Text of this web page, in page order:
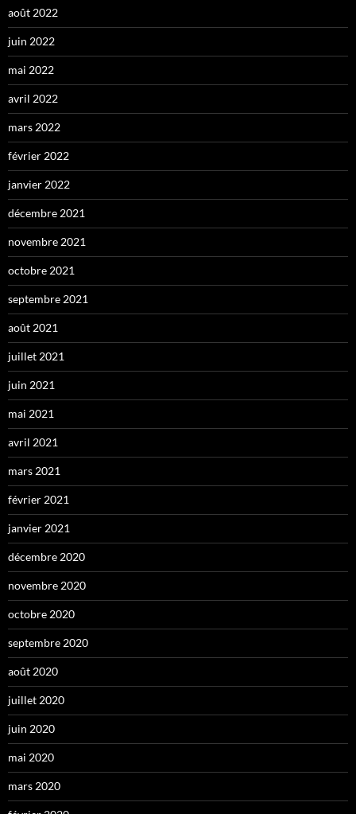
août 2022
juin 2022
mai 2022
avril 2022
mars 2022
février 2022
janvier 2022
décembre 2021
novembre 2021
octobre 2021
septembre 2021
août 2021
juillet 2021
juin 2021
mai 2021
avril 2021
mars 2021
février 2021
janvier 2021
décembre 2020
novembre 2020
octobre 2020
septembre 2020
août 2020
juillet 2020
juin 2020
mai 2020
mars 2020